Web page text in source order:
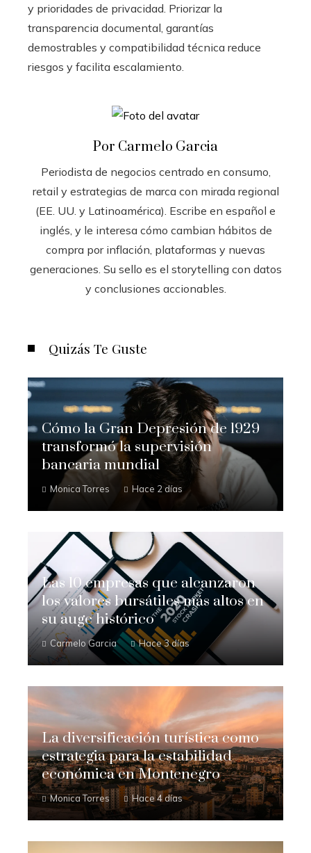
y prioridades de privacidad. Priorizar la
transparencia documental, garantías
demostrables y compatibilidad técnica reduce
riesgos y facilita escalamiento.
Por Carmelo Garcia
Periodista de negocios centrado en consumo,
retail y estrategias de marca con mirada regional
(EE. UU. y Latinoamérica). Escribe en español e
inglés, y le interesa cómo cambian hábitos de
compra por inflación, plataformas y nuevas
generaciones. Su sello es el storytelling con datos
y conclusiones accionables.
Quizás Te Guste
Cómo la Gran Depresión de 1929
transformó la supervisión
bancaria mundial
Monica Torres Hace 2 días
Las 10 empresas que alcanzaron
los valores bursátiles más altos en
su auge histórico
Carmelo Garcia Hace 3 días
La diversificación turística como
estrategia para la estabilidad
económica en Montenegro
Monica Torres Hace 4 días